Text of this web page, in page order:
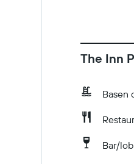
The Inn
Basen
Bar/